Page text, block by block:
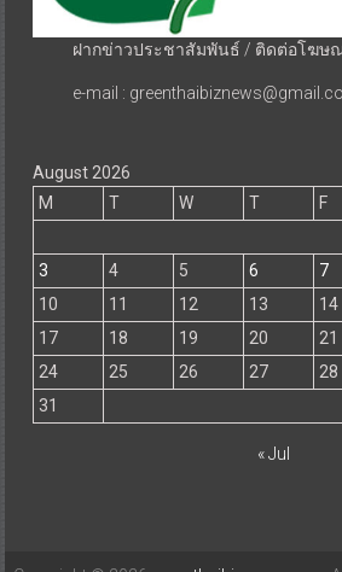
ฝากข่าวประชาสัมพันธ์ / ติดต่อโฆษ
e-mail :
August 2026
M
T W T F
3
4 5 6 7
10
11 12 13 14
17
18 19 20 21
24
25 26 27 28
31
« Jul